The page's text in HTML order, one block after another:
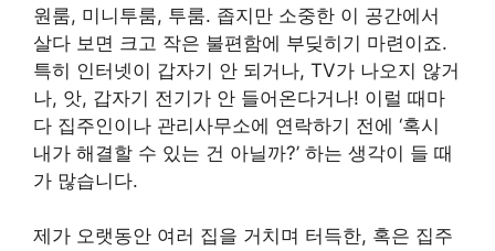
원룸, 미니투룸, 투룸. 좁지만 소중한 이 공간에서
살다 보면 크고 작은 불편함에 부딪히기 마련이죠.
특히 인터넷이 갑자기 안 되거나, TV가 나오지 않거
나, 앗, 갑자기 전기가 안 들어온다거나! 이럴 때마
다 집주인이나 관리사무소에 연락하기 전에 ‘혹시
내가 해결할 수 있는 건 아닐까?’ 하는 생각이 들 때
가 많습니다.
제가 오랫동안 여러 집을 거치며 터득한, 혹은 집주